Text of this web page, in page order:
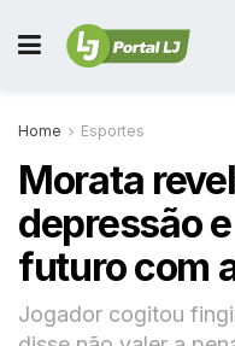
Home Esportes
Morata
depressão
futuro com
Jogador cogitou